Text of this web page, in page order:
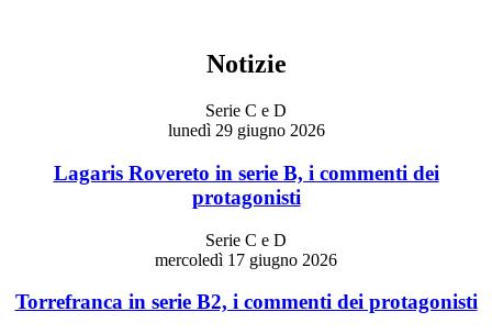
Notizie
Serie C e D
lunedì 29 giugno 2026
Lagaris Rovereto in serie B, i commenti dei
protagonisti
Serie C e D
mercoledì 17 giugno 2026
Torrefranca in serie B2, i commenti dei protagonisti